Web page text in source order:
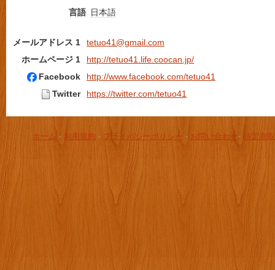
言語 日本語
メールアドレス 1
tetuo41@gmail.com
ホームページ 1
http://tetuo41.life.coocan.jp/
Facebook
http://www.facebook.com/tetuo41
Twitter
https://twitter.com/tetuo41
ホーム - 利用規約 - プライバシーポリシー - お問い合わせ- 特定商